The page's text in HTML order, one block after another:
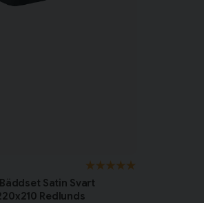
Satin Svart
Redlunds